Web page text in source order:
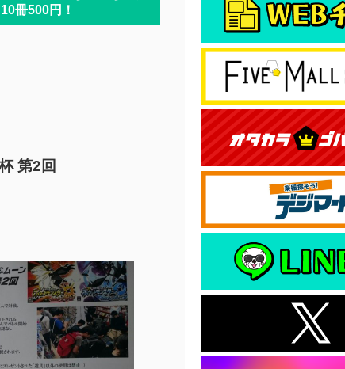
冊500円！
第2回